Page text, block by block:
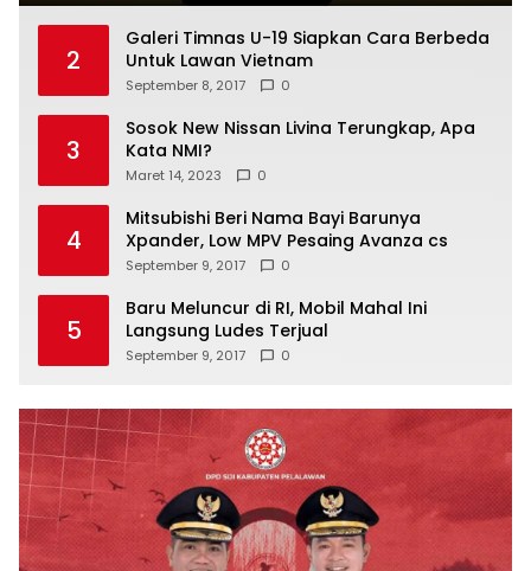
2
Galeri Timnas U-19 Siapkan Cara Berbeda
Untuk Lawan Vietnam
September 8, 2017 0
3
Sosok New Nissan Livina Terungkap, Apa
Kata NMI?
Maret 14, 2023 0
4
Mitsubishi Beri Nama Bayi Barunya
Xpander, Low MPV Pesaing Avanza cs
September 9, 2017 0
5
Baru Meluncur di RI, Mobil Mahal Ini
Langsung Ludes Terjual
September 9, 2017 0